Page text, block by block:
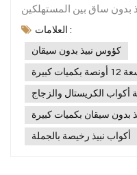
بدون ساق بين المستهلكين
سواءً للشرب اليومي أو في
صاحبها. إذًا، ما هو أفضل
محترفًا لـ أدوات زجاجية
منزليةسيقدم لك Xinghuo Glass تحليلًا مفصلاً من وجهات نظر
المواد والغرض وتجربة المستخدم.1. ما هو كأس النبيذ بدون
بدون ساق هو كأس نبيذ
البراندي، وأكواب الماء،
تصميمه أكثر إيجازًا وسخاءً،
العلامات :
كؤوس نبيذ بدون سيقان
أكواب الكريستال والزجاج
بدون سيقان بكميات كبيرة
أكواب نبيذ رخيصة بالجملة